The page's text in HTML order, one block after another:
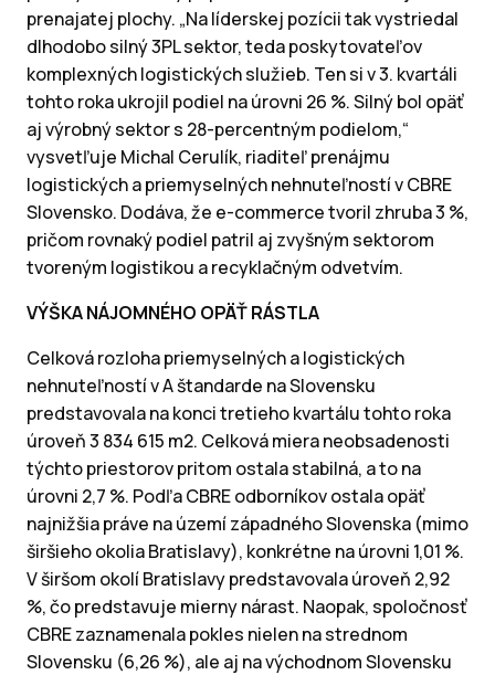
prenajatej plochy. „Na líderskej pozícii tak vystriedal
dlhodobo silný 3PL sektor, teda poskytovateľov
komplexných logistických služieb. Ten si v 3. kvartáli
tohto roka ukrojil podiel na úrovni 26 %. Silný bol opäť
aj výrobný sektor s 28-percentným podielom,“
vysvetľuje Michal Cerulík, riaditeľ prenájmu
logistických a priemyselných nehnuteľností v CBRE
Slovensko. Dodáva, že e-commerce tvoril zhruba 3 %,
pričom rovnaký podiel patril aj zvyšným sektorom
tvoreným logistikou a recyklačným odvetvím.
VÝŠKA NÁJOMNÉHO OPÄŤ RÁSTLA
Celková rozloha priemyselných a logistických
nehnuteľností v A štandarde na Slovensku
predstavovala na konci tretieho kvartálu tohto roka
úroveň 3 834 615 m2. Celková miera neobsadenosti
týchto priestorov pritom ostala stabilná, a to na
úrovni 2,7 %. Podľa CBRE odborníkov ostala opäť
najnižšia práve na území západného Slovenska (mimo
širšieho okolia Bratislavy), konkrétne na úrovni 1,01 %.
V širšom okolí Bratislavy predstavovala úroveň 2,92
%, čo predstavuje mierny nárast. Naopak, spoločnosť
CBRE zaznamenala pokles nielen na strednom
Slovensku (6,26 %), ale aj na východnom Slovensku